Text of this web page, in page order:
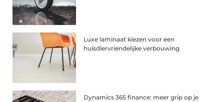
Luxe laminaat kiezen voor een
huisdiervriendelijke verbouwing
Dynamics 365 finance: meer grip op je